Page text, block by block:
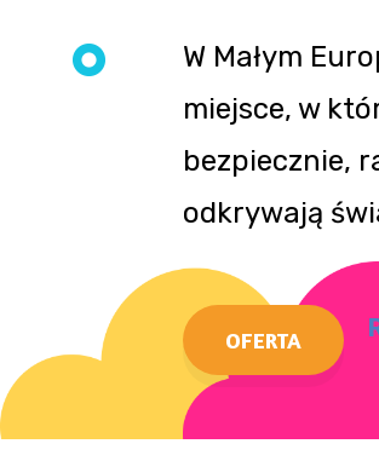
W Małym
miejsce, w
bezpiecznie,
odkrywają
OFERTA